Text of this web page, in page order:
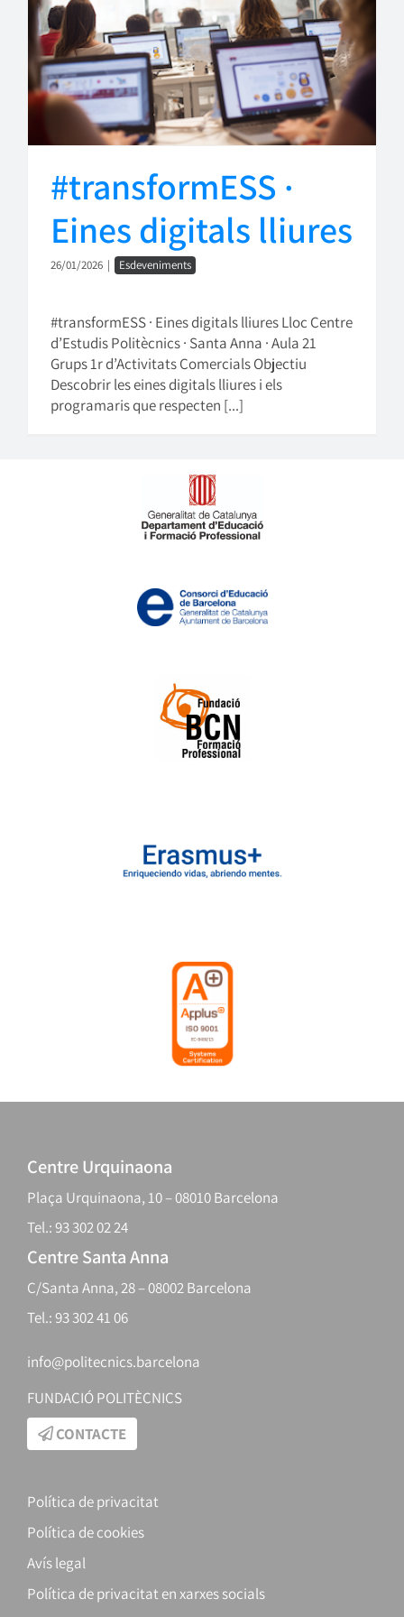
#transformESS ·
Eines digitals lliures
26/01/2026 | Esdeveniments
#transformESS · Eines digitals lliures Lloc Centre
d’Estudis Politècnics · Santa Anna · Aula 21
Grups 1r d’Activitats Comercials Objectiu
Descobrir les eines digitals lliures i els
programaris que respecten [...]
Centre Urquinaona
Plaça Urquinaona, 10 – 08010 Barcelona
Tel.: 93 302 02 24
Centre Santa Anna
C/Santa Anna, 28 – 08002 Barcelona
Tel.: 93 302 41 06
info@politecnics.barcelona
FUNDACIÓ POLITÈCNICS
CONTACTE
Política de privacitat
Política de cookies
Avís legal
Política de privacitat en xarxes socials